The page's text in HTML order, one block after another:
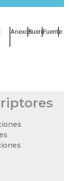
Anexos:Fuero:Fuente: